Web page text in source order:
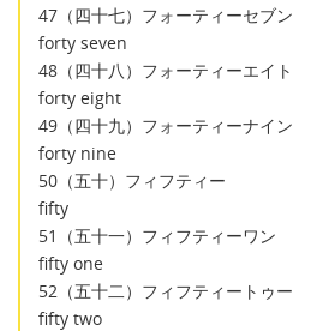
47（四十七）フォーティーセブン
forty seven
48（四十八）フォーティーエイト
forty eight
49（四十九）フォーティーナイン
forty nine
50（五十）フィフティー
fifty
51（五十一）フィフティーワン
fifty one
52（五十二）フィフティートゥー
fifty two